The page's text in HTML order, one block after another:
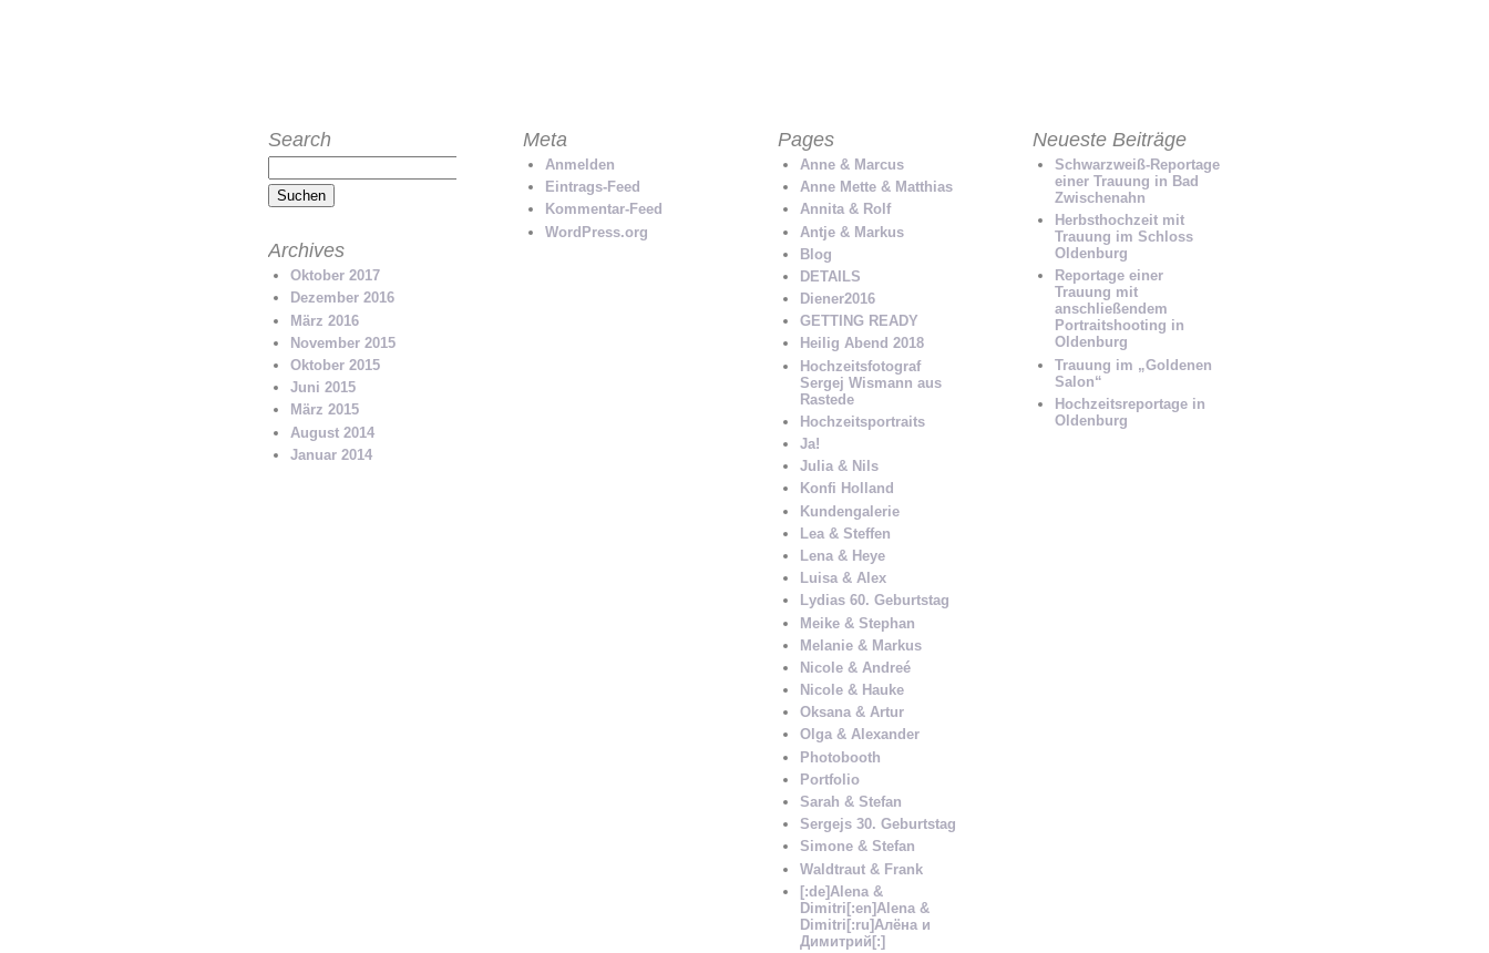
Search
nach:
Archives
Oktober 2017
Dezember 2016
März 2016
November 2015
Oktober 2015
Juni 2015
März 2015
August 2014
Januar 2014
Meta
Anmelden
Eintrags-Feed
Kommentar-Feed
WordPress.org
Pages
Anne & Marcus
Anne Mette & Matthias
Annita & Rolf
Antje & Markus
Blog
DETAILS
Diener2016
GETTING READY
Heilig Abend 2018
Hochzeitsfotograf
Sergej Wismann aus
Rastede
Hochzeitsportraits
Ja!
Julia & Nils
Konfi Holland
Kundengalerie
Lea & Steffen
Lena & Heye
Luisa & Alex
Lydias 60. Geburtstag
Meike & Stephan
Melanie & Markus
Nicole & Andreé
Nicole & Hauke
Oksana & Artur
Olga & Alexander
Photobooth
Portfolio
Sarah & Stefan
Sergejs 30. Geburtstag
Simone & Stefan
Waldtraut & Frank
[:de]Alena &
Dimitri[:en]Alena &
Dimitri[:ru]Алёна и
Димитрий[:]
Neueste Beiträge
Schwarzweiß-Reportage
einer Trauung in Bad
Zwischenahn
Herbsthochzeit mit
Trauung im Schloss
Oldenburg
Reportage einer
Trauung mit
anschließendem
Portraitshooting in
Oldenburg
Trauung im „Goldenen
Salon“
Hochzeitsreportage in
Oldenburg